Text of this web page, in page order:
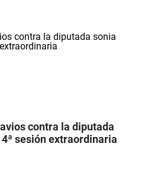
contra la diputada
sesión extraordinaria